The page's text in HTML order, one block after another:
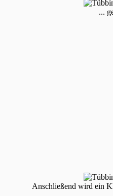
...
Anschließend wird ein